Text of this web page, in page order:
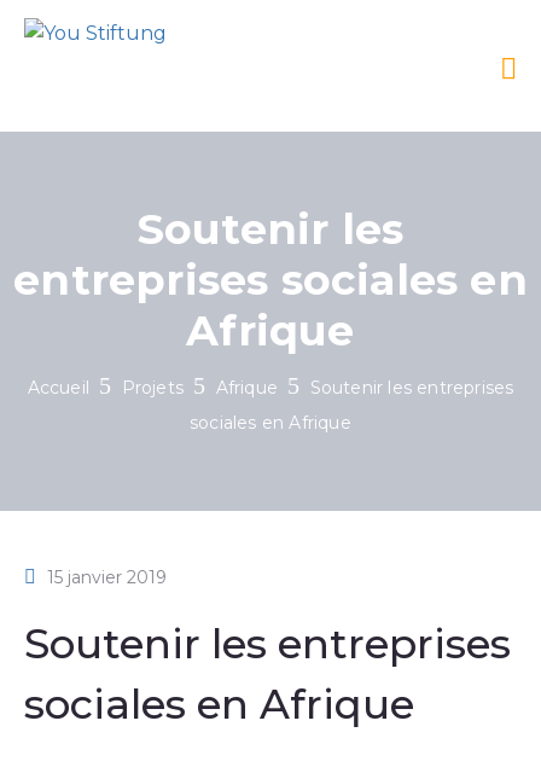
Soutenir les
entreprises sociales en
Afrique
Accueil Projets Afrique
Soutenir les entreprises
sociales en Afrique
15 janvier 2019
Soutenir les entreprises
sociales en Afrique